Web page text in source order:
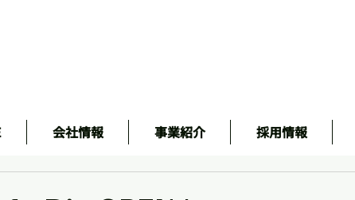
会社情報 事業紹介 採用情報